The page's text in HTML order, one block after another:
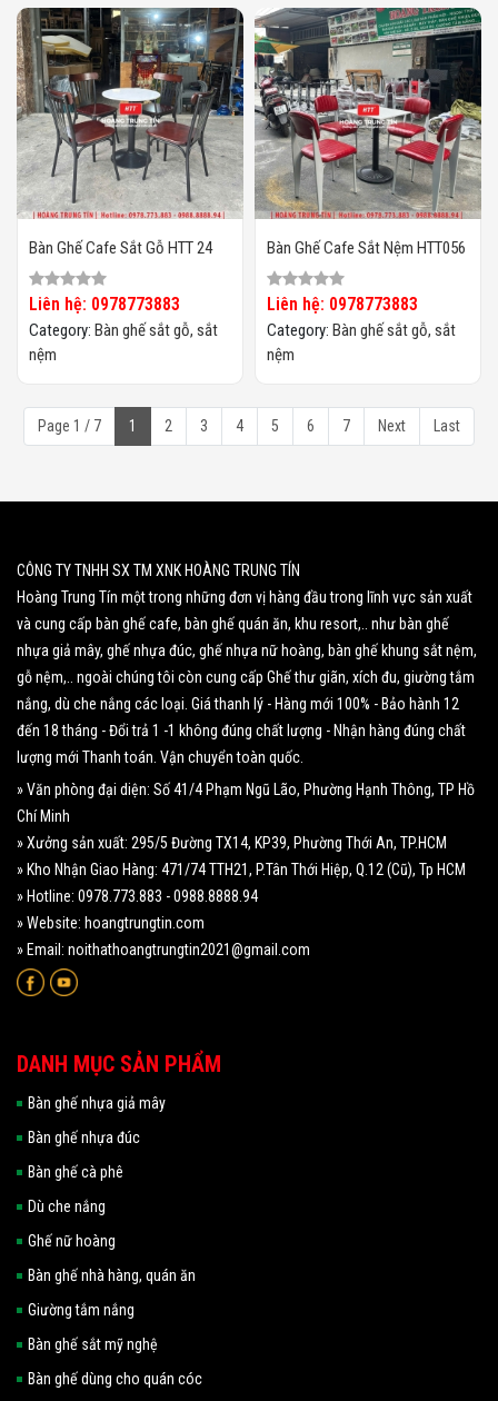
Bàn Ghế Cafe Sắt Gỗ HTT 24
Liên hệ: 0978773883
Category: Bàn ghế sắt gỗ, sắt
nệm
Bàn Ghế Cafe Sắt Nệm HTT056
Liên hệ: 0978773883
Category: Bàn ghế sắt gỗ, sắt
nệm
Page 1 / 7 1 2 3 4 5 6 7 Next Last
CÔNG TY TNHH SX TM XNK HOÀNG TRUNG TÍN
Hoàng Trung Tín một trong những đơn vị hàng đầu trong lĩnh vực sản xuất
và cung cấp bàn ghế cafe, bàn ghế quán ăn, khu resort,.. như bàn ghế
nhựa giả mây, ghế nhựa đúc, ghế nhựa nữ hoàng, bàn ghế khung sắt nệm,
gỗ nệm,.. ngoài chúng tôi còn cung cấp Ghế thư giãn, xích đu, giường tắm
nắng, dù che nắng các loại. Giá thanh lý - Hàng mới 100% - Bảo hành 12
đến 18 tháng - Đổi trả 1 -1 không đúng chất lượng - Nhận hàng đúng chất
lượng mới Thanh toán. Vận chuyển toàn quốc.
» Văn phòng đại diện: Số 41/4 Phạm Ngũ Lão, Phường Hạnh Thông, TP Hồ
Chí Minh
» Xưởng sản xuất: 295/5 Đường TX14, KP39, Phường Thới An, TP.HCM
» Kho Nhận Giao Hàng: 471/74 TTH21, P.Tân Thới Hiệp, Q.12 (Cũ), Tp HCM
» Hotline: 0978.773.883 - 0988.8888.94
» Website: hoangtrungtin.com
» Email: noithathoangtrungtin2021@gmail.com
DANH MỤC SẢN PHẨM
Bàn ghế nhựa giả mây
Bàn ghế nhựa đúc
Bàn ghế cà phê
Dù che nắng
Ghế nữ hoàng
Bàn ghế nhà hàng, quán ăn
Giường tắm nắng
Bàn ghế sắt mỹ nghệ
Bàn ghế dùng cho quán cóc